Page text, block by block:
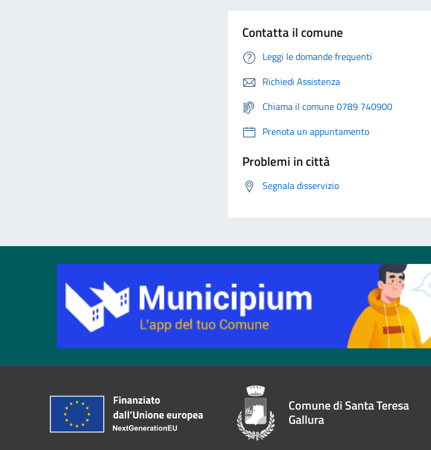
Contatta il comune
Leggi le domande frequenti
Richiedi Assistenza
Chiama il comune 0789 740900
Prenota un appuntamento
Problemi in città
Segnala disservizio
Comune di Santa Teresa
Gallura